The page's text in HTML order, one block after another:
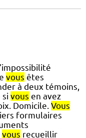
vous êtes
à deux témoins,
si vous en avez
Domicile. Vous
formulaires
vous recueillir